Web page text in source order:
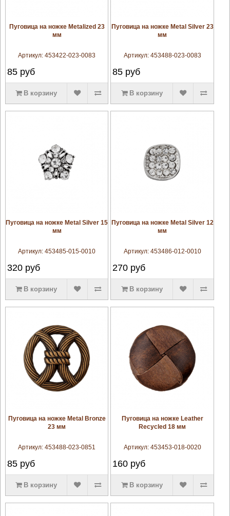
увеличить
Пуговица на ножке Metalized 23
мм
Артикул:453422-023-0083
85руб
В корзину
увеличить
Пуговица на ножке Metal Silver 23
мм
Артикул: 453488-023-0083
85 руб
В корзину
увеличить
Пуговица на ножке Metal Silver 15
мм
Артикул:453485-015-0010
320руб
В корзину
увеличить
Пуговица на ножке Metal Silver 12
мм
Артикул: 453486-012-0010
270 руб
В корзину
увеличить
Пуговица на ножке Metal Bronze
23 мм
Артикул:453488-023-0851
85руб
В корзину
увеличить
Пуговица на ножке Leather
Recycled 18 мм
Артикул: 453453-018-0020
160 руб
В корзину